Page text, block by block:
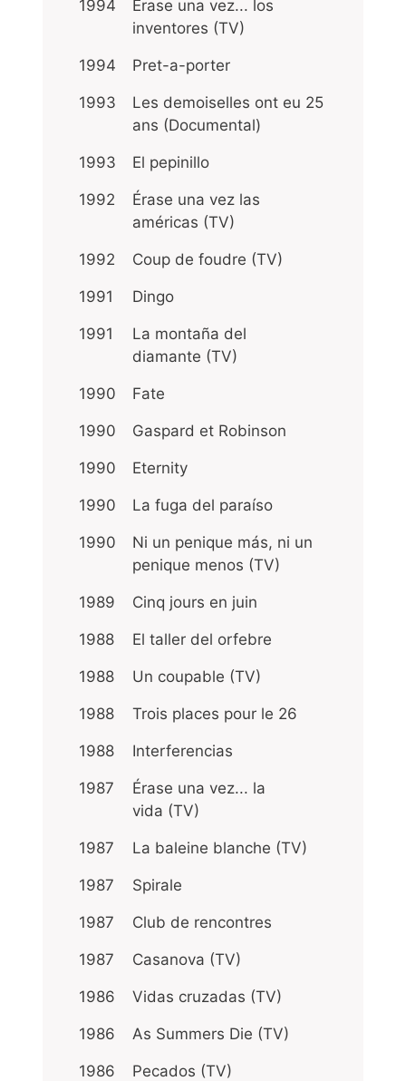
1994
Érase una vez... los
inventores (TV)
1994 Pret-a-porter
1993
Les demoiselles ont eu 25
ans (Documental)
1993 El pepinillo
1992
Érase una vez las
américas (TV)
1992 Coup de foudre (TV)
1991 Dingo
1991
La montaña del
diamante (TV)
1990 Fate
1990 Gaspard et Robinson
1990 Eternity
1990 La fuga del paraíso
1990
Ni un penique más, ni un
penique menos (TV)
1989 Cinq jours en juin
1988 El taller del orfebre
1988 Un coupable (TV)
1988 Trois places pour le 26
1988 Interferencias
1987
Érase una vez... la
vida (TV)
1987 La baleine blanche (TV)
1987 Spirale
1987 Club de rencontres
1987 Casanova (TV)
1986 Vidas cruzadas (TV)
1986 As Summers Die (TV)
1986 Pecados (TV)